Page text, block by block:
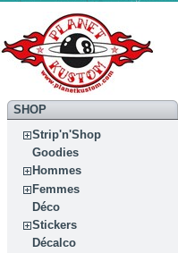
SHOP
Strip'n'Shop
Goodies
Hommes
Femmes
Déco
Stickers
Décalco